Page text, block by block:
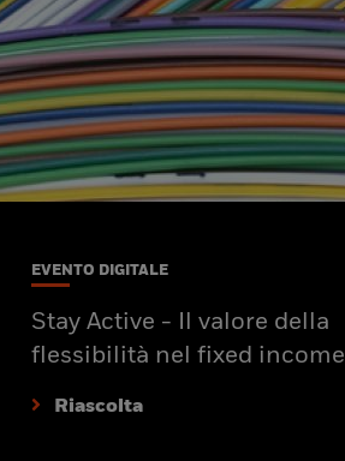
EVENTO DIGITALE
Stay Active - Il valore della
flessibilità nel fixed income
Riascolta